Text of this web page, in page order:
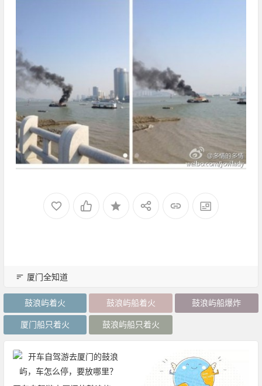
厦门全知道
鼓浪屿着火 鼓浪屿船着火 鼓浪屿船爆炸
厦门船只着火 鼓浪屿船只着火